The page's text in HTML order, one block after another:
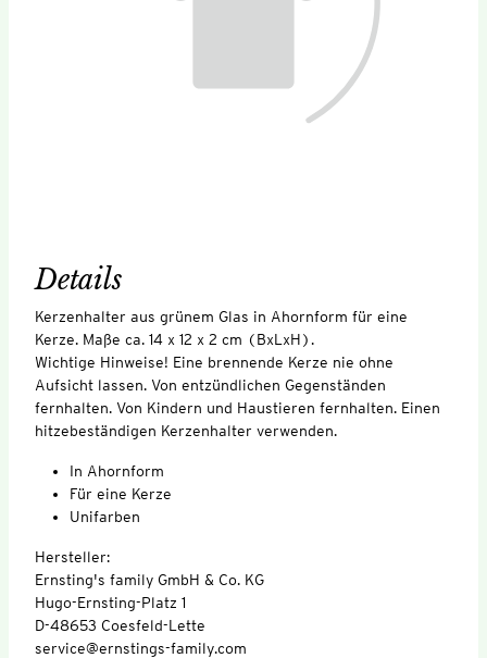
Details
Kerzenhalter aus grünem Glas in Ahornform für eine
Kerze. Maße ca. 14 x 12 x 2 cm (BxLxH).
Wichtige Hinweise! Eine brennende Kerze nie ohne
Aufsicht lassen. Von entzündlichen Gegenständen
fernhalten. Von Kindern und Haustieren fernhalten. Einen
hitzebeständigen Kerzenhalter verwenden.
In Ahornform
Für eine Kerze
Unifarben
Hersteller:
Ernsting's family GmbH & Co. KG
Hugo-Ernsting-Platz 1
D-48653 Coesfeld-Lette
service@ernstings-family.com